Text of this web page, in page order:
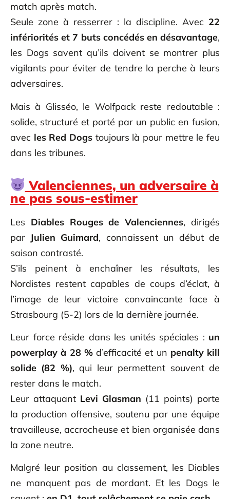
match après match.
Seule zone à resserrer : la discipline. Avec 22
infériorités et 7 buts concédés en désavantage,
les Dogs savent qu’ils doivent se montrer plus
vigilants pour éviter de tendre la perche à leurs
adversaires.
Mais à Glisséo, le Wolfpack reste redoutable :
solide, structuré et porté par un public en fusion,
avec les Red Dogs toujours là pour mettre le feu
dans les tribunes.
Valenciennes, un adversaire à
ne pas sous-estimer
Les Diables Rouges de Valenciennes, dirigés
par Julien Guimard, connaissent un début de
saison contrasté.
S’ils peinent à enchaîner les résultats, les
Nordistes restent capables de coups d’éclat, à
l’image de leur victoire convaincante face à
Strasbourg (5-2) lors de la dernière journée.
Leur force réside dans les unités spéciales : un
powerplay à 28 %d’efficacité et un penalty kill
solide (82 %), qui leur permettent souvent de
rester dans le match.
Leur attaquant Levi Glasman (11 points) porte
la production offensive, soutenu par une équipe
travailleuse, accrocheuse et bien organisée dans
la zone neutre.
Malgré leur position au classement, les Diables
ne manquent pas de mordant. Et les Dogs le